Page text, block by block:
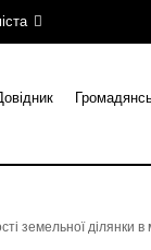
земельної